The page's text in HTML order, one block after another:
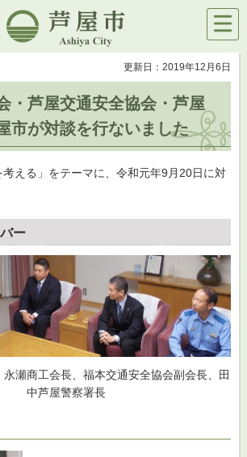
芦屋市
メニ
ュー
更新日：2019年12月6日
・芦屋交通安全協会・芦屋
市が対談を行ないました
考える」をテーマに、令和元年9月20日に対
ー
瀬商工会長、福本交通安全協会副会長、田
中芦屋警察署長